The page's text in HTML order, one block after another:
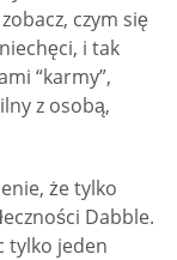
czym się
i tak
“karmy”,
z osobą,
że tylko
Dabble.
tylko jeden